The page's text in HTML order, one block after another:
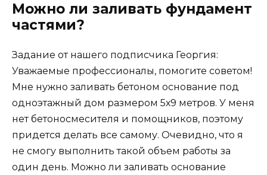
Можно ли заливать фундамент
частями?
Задание от нашего подписчика Георгия:
Уважаемые профессионалы, помогите советом!
Мне нужно заливать бетоном основание под
одноэтажный дом размером 5х9 метров. У меня
нет бетоносмесителя и помощников, поэтому
придется делать все самому. Очевидно, что я
не смогу выполнить такой объем работы за
один день. Можно ли заливать основание